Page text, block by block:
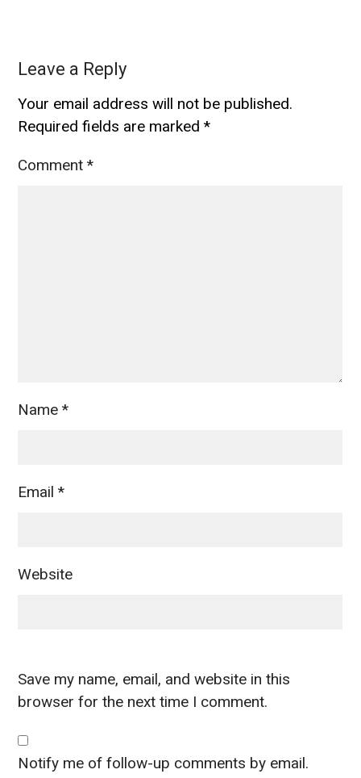
Leave a Reply
Your email address will not be published.
Required fields are marked*
Comment*
Name*
Email*
Website
Save my name, email, and website in this
browser for the next time I comment.
Notify me of follow-up comments by email.